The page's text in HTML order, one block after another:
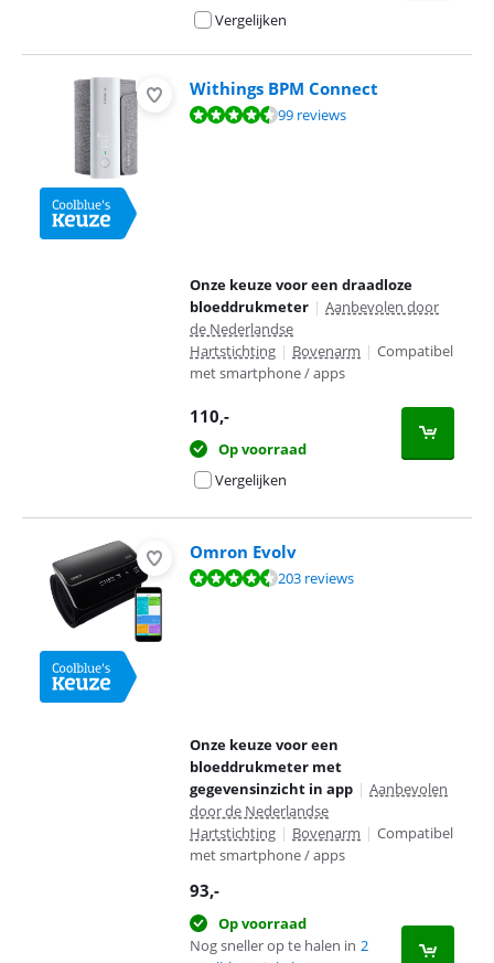
Vergelijken
Withings BPM Connect
Beoordeling is 8,8 van de 10, gebaseerd op 99 reviews.
99 reviews
Onze keuze voor een draadloze
bloeddrukmeter | Aanbevolen door
de Nederlandse
Hartstichting | Bovenarm | Compatibel
met smartphone / apps
110,-
Op voorraad
Vergelijken
Omron Evolv
Beoordeling is 9,1 van de 10, gebaseerd op 203 reviews.
203 reviews
Onze keuze voor een
bloeddrukmeter met
gegevensinzicht in app | Aanbevolen
door de Nederlandse
Hartstichting | Bovenarm | Compatibel
met smartphone / apps
93,-
Op voorraad
Nog sneller op te halen in 2